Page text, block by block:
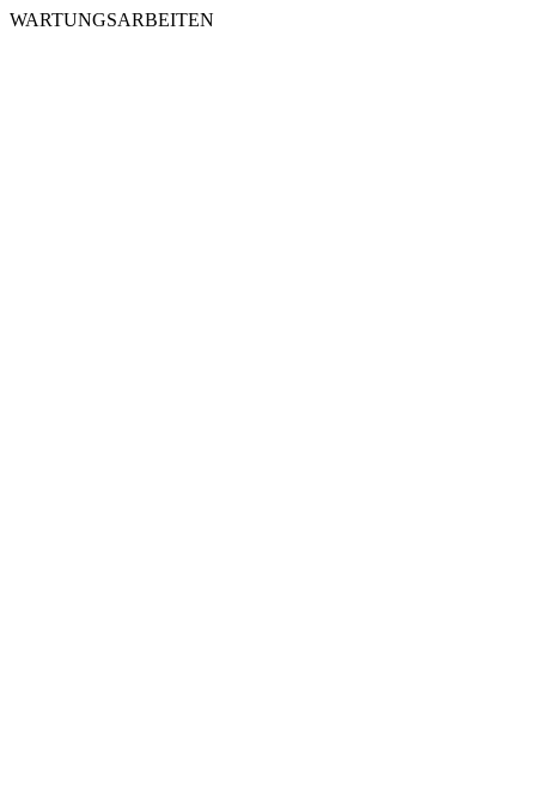
WARTUNGSARBEITEN